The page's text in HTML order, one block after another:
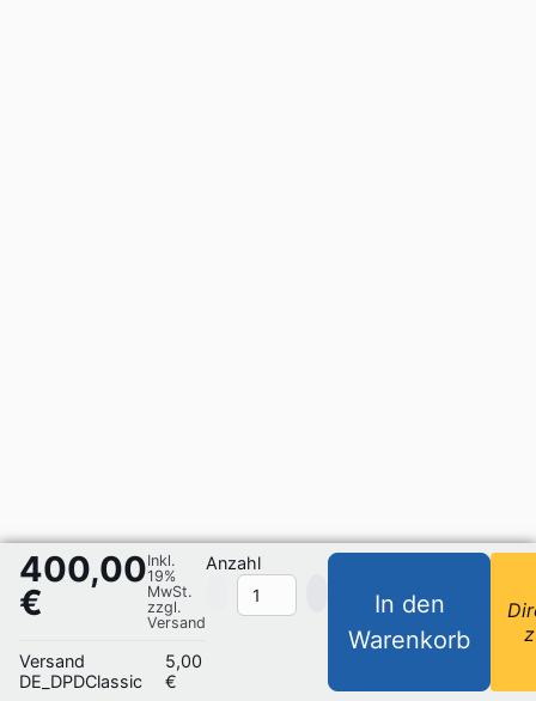
400,00
€
Inkl.
19%
MwSt.
zzgl.
Versand
Versand
DE_DPDClassic
5,00
€
Anzahl
In den
Warenkorb